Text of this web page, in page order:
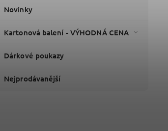
Novinky
Kartonová balení - VÝHODNÁ CENA
Dárkové poukazy
Nejprodávanější